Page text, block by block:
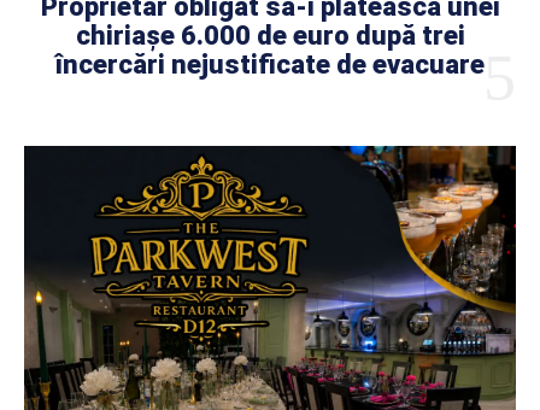
Proprietar obligat să-i plătească unei
chiriașe 6.000 de euro după trei
încercări nejustificate de evacuare